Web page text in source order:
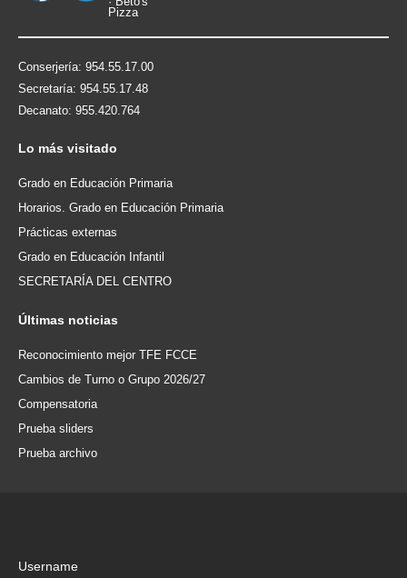
Conserjería: 954.55.17.00
Secretaría: 954.55.17.48
Decanato: 955.420.764
Lo más visitado
Grado en Educación Primaria
Horarios. Grado en Educación Primaria
Prácticas externas
Grado en Educación Infantil
SECRETARÍA DEL CENTRO
Últimas noticias
Reconocimiento mejor TFE FCCE
Cambios de Turno o Grupo 2026/27
Compensatoria
Prueba sliders
Prueba archivo
Username